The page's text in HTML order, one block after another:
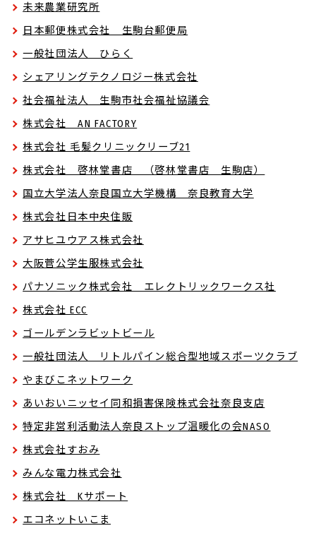
未来農業研究所
日本郵便株式会社 生駒台郵便局
一般社団法人 ひらく
シェアリングテクノロジー株式会社
社会福祉法人 生駒市社会福祉協議会
株式会社 AN FACTORY
株式会社 毛髪クリニックリーブ21
株式会社 啓林堂書店 （啓林堂書店 生駒店）
国立大学法人奈良国立大学機構 奈良教育大学
株式会社日本中央住販
アサヒユウアス株式会社
大阪菅公学生服株式会社
パナソニック株式会社 エレクトリックワークス社
株式会社 ECC
ゴールデンラビットビール
一般社団法人 リトルパイン総合型地域スポーツクラブ
やまびこネットワーク
あいおいニッセイ同和損害保険株式会社奈良支店
特定非営利活動法人奈良ストップ温暖化の会NASO
株式会社すおみ
みんな電力株式会社
株式会社 Kサポート
エコネットいこま